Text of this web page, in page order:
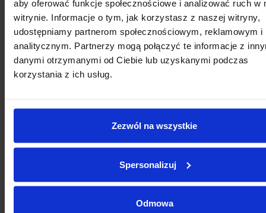
aby oferować funkcje społecznościowe i analizować ruch w
witrynie. Informacje o tym, jak korzystasz z naszej witryny,
udostępniamy partnerom społecznościowym, reklamowym i
analitycznym. Partnerzy mogą połączyć te informacje z
danymi otrzymanymi od Ciebie lub uzyskanymi podczas
korzystania z ich usług.
Zezwól na wszystkie
Spersonalizuj
Odmowa